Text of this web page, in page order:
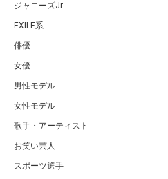
ジャニーズJr.
EXILE系
俳優
女優
男性モデル
女性モデル
歌手・アーティスト
お笑い芸人
スポーツ選手